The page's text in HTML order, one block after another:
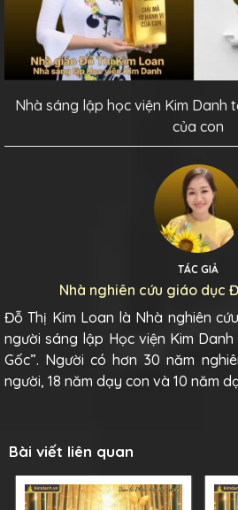
Nhà sáng lập học viện Kim Danh
của con
TÁC GIẢ
Nhà nghiên cứu giáo dục
Đỗ Thị Kim Loan là Nhà nghiên
người sáng lập Học viện Kim
Gốc”. Người có hơn 30 năm
người, 18 năm dạy con và 10 năm
Bài viết liên quan